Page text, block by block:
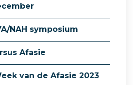
NAH symposium
Afasie
van de Afasie 2023